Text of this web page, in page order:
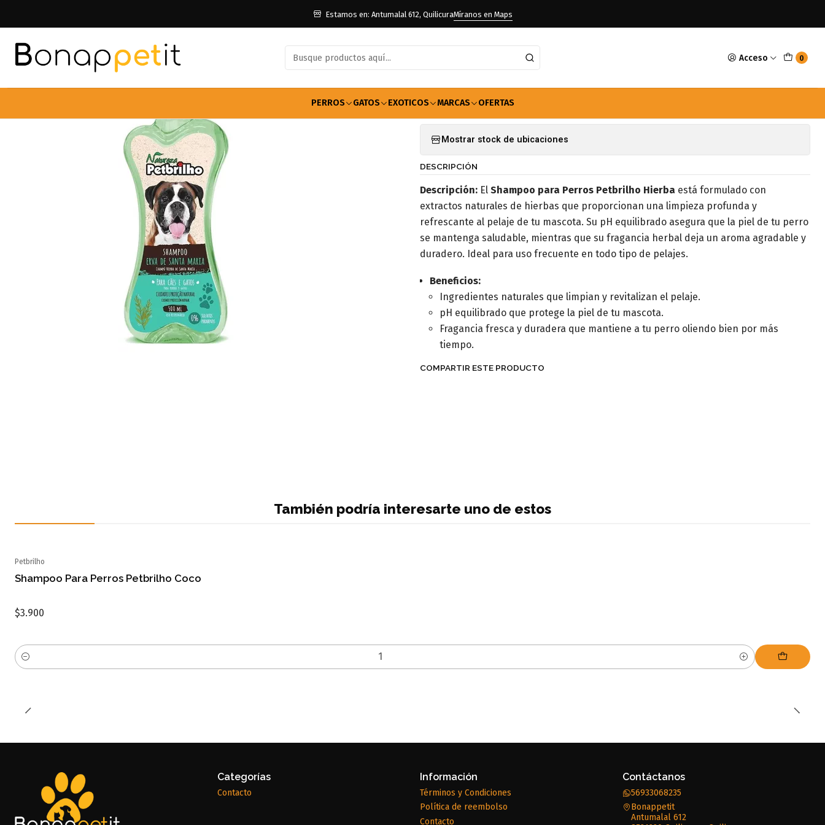
Acceso 0
PERROS GATOS EXOTICOS MARCAS OFERTAS
Estamos en: Antumalal 612, QuilicuraMíranos en Maps
Farmacia Perros Shampoo Shampoo Para Perros Petbrilho Hierba
Shampoo Para Perros Petbrilho Hierba
Agregar a la lista de favoritos
Mostrar stock de ubicaciones
DESCRIPCIÓN
Descripción: El Shampoo para Perros Petbrilho Hierba está formulado con
extractos naturales de hierbas que proporcionan una limpieza profunda y
refrescante al pelaje de tu mascota. Su pH equilibrado asegura que la piel de tu perro
se mantenga saludable, mientras que su fragancia herbal deja un aroma agradable y
duradero. Ideal para uso frecuente en todo tipo de pelajes.
Beneficios:
Ingredientes naturales que limpian y revitalizan el pelaje.
pH equilibrado que protege la piel de tu mascota.
Fragancia fresca y duradera que mantiene a tu perro oliendo bien por más
tiempo.
COMPARTIR ESTE PRODUCTO
También podría interesarte uno de estos
Petbrilho
Shampoo Para Perros Petbrilho Coco
$3.900
Cantidad
Categorías
Contacto
Información
Términos y Condiciones
Política de reembolso
Contacto
Contáctanos
56933068235
Bonappetit
Antumalal 612